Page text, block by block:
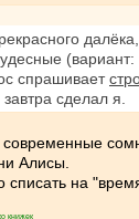
далёка,
(вариант:
спрашивает
сделал я.
Алисы.
на
книжек